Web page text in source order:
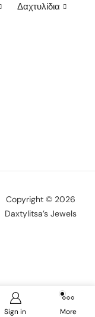
Sign in More
Δαχτυλίδια
Copyright © 2026
Daxtylitsa’s Jewels